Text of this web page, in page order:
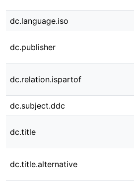
dc.language.iso
dc.publisher
dc.relation.ispartof
dc.subject.ddc
dc.title
dc.title.alternative